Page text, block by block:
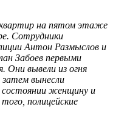
квартир на пятом этаже
Сотрудники
Антон Размыслов и
Забоев первыми
Они вывели из огня
вынесли
состоянии женщину и
полицейские